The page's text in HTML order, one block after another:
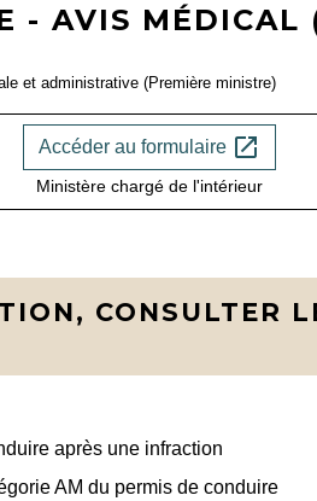
- AVIS MÉDICAL
et administrative (Première ministre)
Accéder au formulaire open_in_new
Ministère chargé de l'intérieur
CONSULTER
après une infraction
AM du permis de conduire